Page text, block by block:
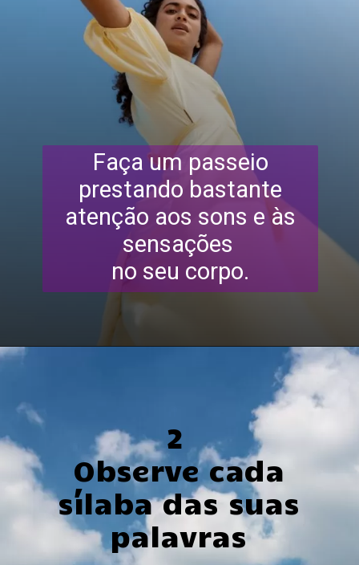
Faça um passeio
prestando bastante
atenção aos sons e às
sensações
no seu corpo.
2
Observe cada
sílaba das suas
palavras